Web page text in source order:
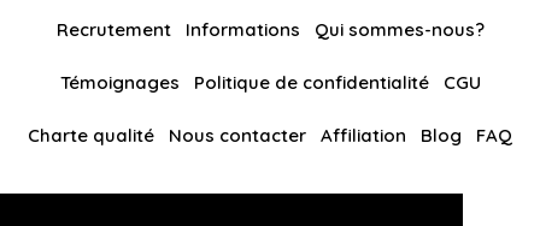
Recrutement Informations Qui sommes-nous?
Témoignages Politique de confidentialité CGU
Charte qualité Nous contacter Affiliation Blog FAQ